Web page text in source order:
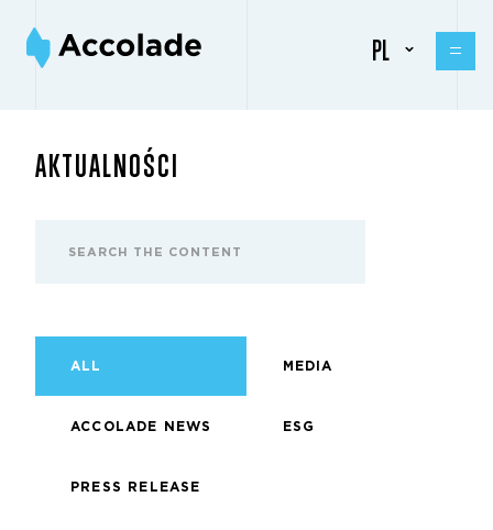
PL
AKTUALNOŚCI
ALL MEDIA
ACCOLADE NEWS ESG
PRESS RELEASE